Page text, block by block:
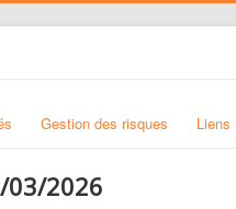
Gestion des risques Liens
03/2026